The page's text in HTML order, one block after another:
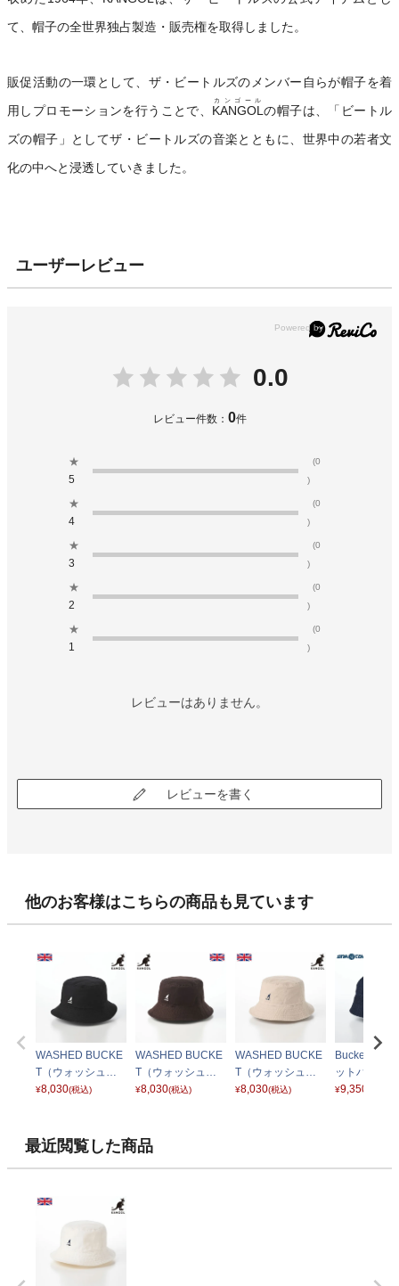
て、帽子の全世界独占製造・販売権を取得しました。
販促活動の一環として、ザ・ビートルズのメンバー自らが帽子を着
用しプロモーションを行うことで、 KANGOL
カンゴール
の帽子は、「ビートル
ズの帽子」としてザ・ビートルズの音楽とともに、世界中の若者文
化の中へと浸透していきました。
ユーザーレビュー
0.0
レビュー件数： 0件
★
5
(0
)
★
4
(0
)
★
3
(0
)
★
2
(0
)
★
1
(0
)
レビューはありません。
レビューを書く
他のお客様はこちらの商品も見ています
WASHED BUCKE
T（ウォッシュド
バケット） ブラッ
¥8,030(税込)
WASHED BUCKE
T（ウォッシュド
バケット） コーヒ
¥8,030(税込)
WASHED BUCKE
T（ウォッシュド
バケット） カーキ
¥8,030(税込)
Bucket Hat
ットハット
09 ネイビー
¥9,350
最近閲覧した商品